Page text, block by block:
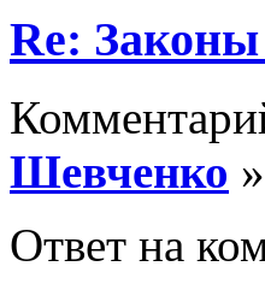
Re: Законы
Шевченко
Ответ на